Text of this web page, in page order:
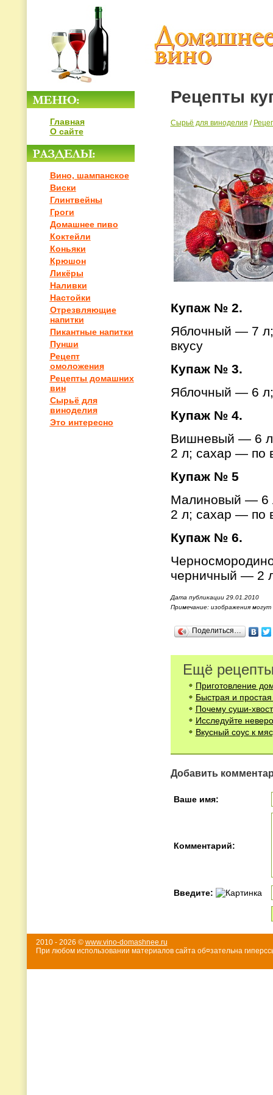
Главная
О сайте
Вино, шампанское
Виски
Глинтвейны
Гроги
Домашнее пиво
Коктейли
Коньяки
Крюшон
Ликёры
Наливки
Настойки
Отрезвляющие
напитки
Пикантные напитки
Пунши
Рецепт
омоложения
Рецепты домашних
вин
Сырьё для
виноделия
Это интересно
Рецепты
Сырьё для виноделия /
Купаж № 2.
Яблочный — 7
вкусу
Купаж № 3.
Яблочный — 6
Купаж № 4.
Вишневый — 6
2 л; сахар — по
Купаж № 5
Малиновый — 6
2 л; сахар — по
Купаж № 6.
черничный — 2
Дата публикации 29.01.2010
Примечание: изображения
Поделиться…
Ещё
Приготовление
Быстрая и
Почему суши-
Исследуйте
Вкусный соус к
Добавить
Ваше имя:
Комментарий:
Введите:
2010 - 2026 © www.vino-domashnee.ru
При любом использовании материалов сайта об¤зательна